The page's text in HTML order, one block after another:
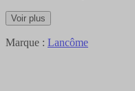
Voir plus
Marque : Lancôme